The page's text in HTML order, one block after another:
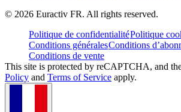
© 2026 Euractiv FR. All rights reserved.
Politique de confidentialitéPolitique
Conditions généralesConditions
Conditions de vente
This site is protected by reCAPTCHA, and
Policy and Terms of Service apply.